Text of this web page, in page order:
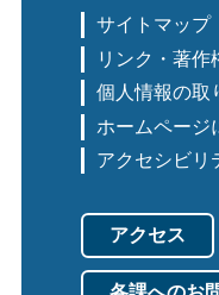
サイトマップ
リンク・著作
個人情報の取
ホームページ
アクセシビリ
アクセス